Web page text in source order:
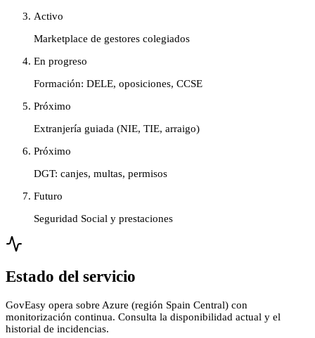
Activo
Marketplace de gestores colegiados
En progreso
Formación: DELE, oposiciones, CCSE
Próximo
Extranjería guiada (NIE, TIE, arraigo)
Próximo
DGT: canjes, multas, permisos
Futuro
Seguridad Social y prestaciones
Estado del servicio
GovEasy opera sobre Azure (región Spain Central) con
monitorización continua. Consulta la disponibilidad actual y el
historial de incidencias.